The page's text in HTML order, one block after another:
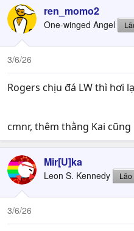
ren_momo2
One-winged Angel
3/6/26
Rogers chịu đá LW thì hơi
cmnr, thêm thằng Kai cũng
Mir[U]ka
Leon S. Kennedy Lão
3/6/26